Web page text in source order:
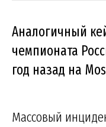
Аналогичный
чемпионата
год назад на
Массовый